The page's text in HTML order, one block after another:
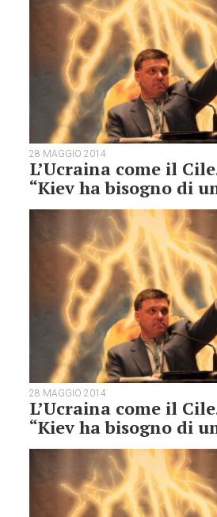
28 MAGGIO 2014
L’Ucraina come il
“Kiev ha bisogno di
28 MAGGIO 2014
L’Ucraina come il
“Kiev ha bisogno di